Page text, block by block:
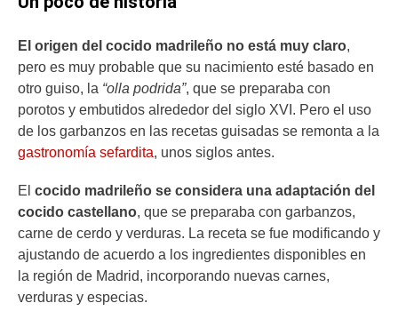
El origen del cocido madrileño no está muy claro,
pero es muy probable que su nacimiento esté basado en
otro guiso, la “olla podrida”, que se preparaba con
porotos y embutidos alrededor del siglo XVI. Pero el uso
de los garbanzos en las recetas guisadas se remonta a la
gastronomía sefardita, unos siglos antes.
El cocido madrileño se considera una adaptación del
cocido castellano, que se preparaba con garbanzos,
carne de cerdo y verduras. La receta se fue modificando y
ajustando de acuerdo a los ingredientes disponibles en
la región de Madrid, incorporando nuevas carnes,
verduras y especias.